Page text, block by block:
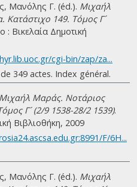
Μανόλης Γ. (éd.). Μιχαήλ
149. Τόμος Γ´
: Βικελαία Δημοτική
cgi-bin/zap/za...
349 actes. Index général.
Μιχαήλ Μαράς. Νοτάριος
Γ´ (2/9 1538-28/2 1539).
Βιβλιοθήκη, 2009
F/6H...
Μανόλης Γ. (éd.). Μιχαήλ